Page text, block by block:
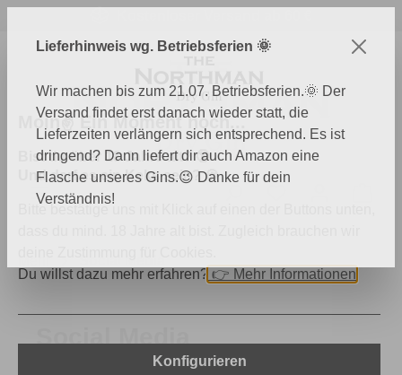
Social Media
Ihr seid interessiert an The Northman, habt noch
Moin✌️ Ein Moment noch...
Bist du über 18 Jahre alt? 🔞
Und darf es ein Keks sein? 🍪
Du willst dazu mehr erfahren? 👉 Mehr Informationen
Konfigurieren
Lieferhinweis wg. Betriebsferien 🌞
Wir machen bis zum 21.07. Betriebsferien.🌞 Der
Versand findet erst danach wieder statt, die
Lieferzeiten verlängern sich entsprechend. Es ist
dringend? Dann liefert dir auch Amazon eine
Flasche unseres Gins.😉 Danke für dein
Verständnis!